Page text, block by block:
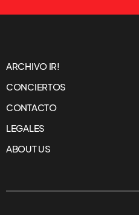
ARCHIVO IR!
CONCIERTOS
CONTACTO
LEGALES
ABOUT US